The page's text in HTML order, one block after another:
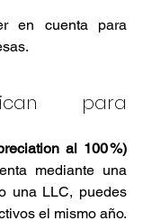
en cuenta para
para
mediante una
una LLC, puedes
el mismo año.